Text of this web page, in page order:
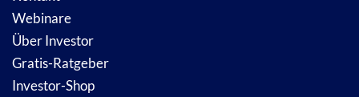
Webinare
Über Investor
Gratis-Ratgeber
Investor-Shop